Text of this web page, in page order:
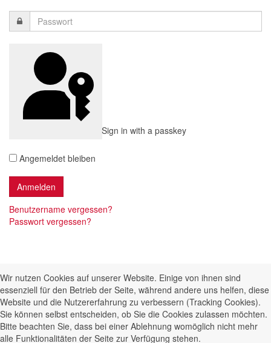
Sign in with a passkey
Angemeldet bleiben
Benutzername vergessen?
Passwort vergessen?
Wir nutzen Cookies auf unserer Website. Einige von ihnen sind
essenziell für den Betrieb der Seite, während andere uns helfen, diese
Website und die Nutzererfahrung zu verbessern (Tracking Cookies).
Sie können selbst entscheiden, ob Sie die Cookies zulassen möchten.
Bitte beachten Sie, dass bei einer Ablehnung womöglich nicht mehr
alle Funktionalitäten der Seite zur Verfügung stehen.